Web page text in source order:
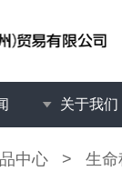
关于我们
中心 > 生命